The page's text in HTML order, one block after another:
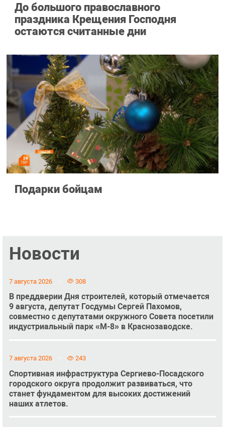
До большого православного
праздника Крещения Господня
остаются считанные дни
Подарки бойцам
Новости
7 августа 2026 308
В преддверии Дня строителей, который отмечается
9 августа, депутат Госдумы Сергей Пахомов,
совместно с депутатами окружного Совета посетили
индустриальный парк «М-8» в Краснозаводске.
7 августа 2026 243
Спортивная инфраструктура Сергиево-Посадского
городского округа продолжит развиваться, что
станет фундаментом для высоких достижений
наших атлетов.